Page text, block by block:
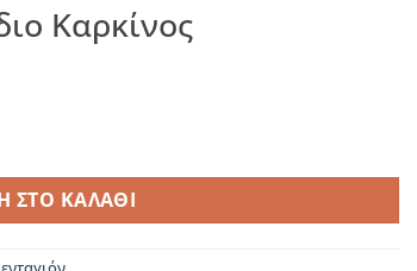
Καρκίνος
ΣΤΟ ΚΑΛΆΘΙ